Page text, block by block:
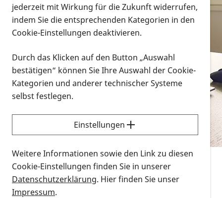
Infomaterial
Infomaterial
Vorlesen
Alle Infomaterialien in verschiedenen
Formaten an einem Ort
Sie möchten wissen, wie Sie nach Infonmaterial
suchen und dieses bestellen bzw. herunterladen
können? Schauen Sie sich dieErklärvideos zum
Thema Infomaterial auf der PRO RETINA-Website
für blinde und sehbehinderte Menschen an.
Auf dieser Seite finden Sie sämtliches Infomaterial
jederzeit mit Wirkung für die Zukunft widerrufen,
indem Sie die entsprechenden Kategorien in den
Cookie-Einstellungen deaktivieren.
Durch das Klicken auf den Button „Auswahl
bestätigen“ können Sie Ihre Auswahl der Cookie-
Kategorien und anderer technischer Systeme
selbst festlegen.
Einstellungen
Weitere Informationen sowie den Link zu diesen
Cookie-Einstellungen finden Sie in unserer
Datenschutzerklärung. Hier finden Sie unser
Impressum.